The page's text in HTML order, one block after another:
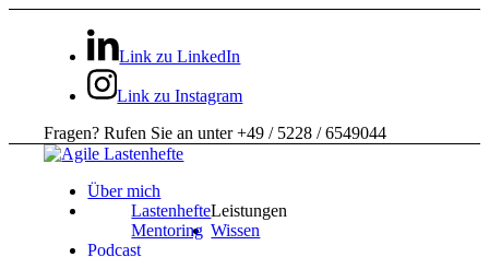
Link zu LinkedIn
Link zu Instagram
Fragen? Rufen Sie an unter +49 / 5228 / 6549044
Über mich
Leistungen
Lastenhefte
Mentoring Wissen
Podcast